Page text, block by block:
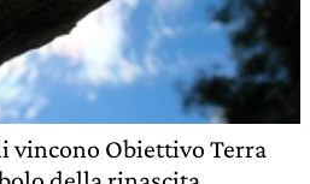
vincono Obiettivo Terra